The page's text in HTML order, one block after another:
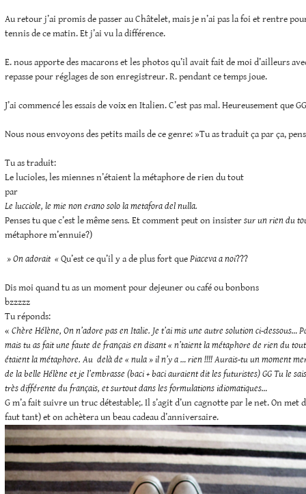
Au retour j’ai promis de passer au Châtelet, mais je n’ai pas la foi et rentre
tennis de ce matin. Et j’ai vu la différence.
E. nous apporte des macarons et les photos qu’il avait fait de moi d’ailleurs
repasse pour réglages de son enregistreur. R. pendant ce temps joue.
J’ai commencé les essais de voix en Italien. C’est pas mal. Heureusement que
Nous nous envoyons des petits mails de ce genre: »Tu as traduit ça par ça,
Tu as traduit:
Le lucioles, les miennes n’étaient la métaphore de rien du tout
par
Le lucciole, le mie non erano solo la metafora del nulla.
Penses tu que c’est le même sens. Et comment peut on insistersur un rien du
métaphore m’ennuie?)
» On adorait «Qu’est ce qu’il y a de plus fort quePiaceva a noi???
Dis moi quand tu as un moment pour dejeuner ou café ou bonbons
bzzzzz
Tu réponds:
« Chère Hélène, On n’adore pas en Italie. Je t’ai mis une autre solution ci-dessous…
mais tu as fait une faute de français en disant « n’taient la métaphore de rien du
étaient la métaphore. Au delà de « nula » il n’y a … rien !!!!Aurais-tu un moment
de la belle Hélène et je l’embrasse (baci + baci auraient dit les futuristes)GGTu le
très différente du français, et surtout dans les formulations idiomatiques…
G m’a fait suivre un truc détestable;. Il s’agit d’un cagnotte par le net. On met
faut tant) et on achètera un beau cadeau d’anniversaire.